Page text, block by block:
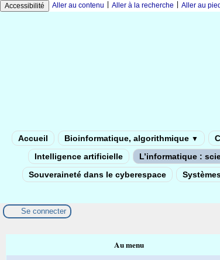
Accessibilité Aller au contenu Aller à la recherche Aller au
Accueil Bioinformatique, algorithmique ▼
Intelligence artificielle
L’informatique :
Souveraineté dans le cyberespace
Se connecter
Au menu